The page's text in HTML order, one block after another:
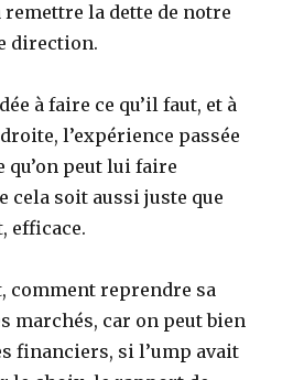
remettre la dette de notre
direction.
à faire ce qu’il faut, et à
l’expérience passée
qu’on peut lui faire
cela soit aussi juste que
efficace.
comment reprendre sa
marchés, car on peut bien
financiers, si l’ump avait